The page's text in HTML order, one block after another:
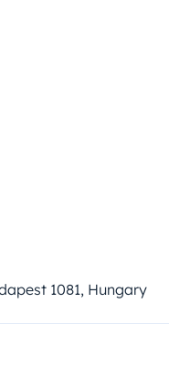
1081, Hungary